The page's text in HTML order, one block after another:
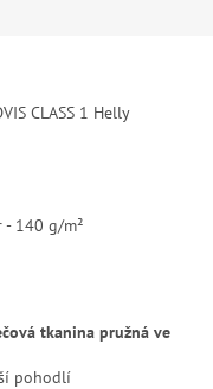
CLASS 1 Helly
140 g/m²
tkanina pružná ve
pohodlí